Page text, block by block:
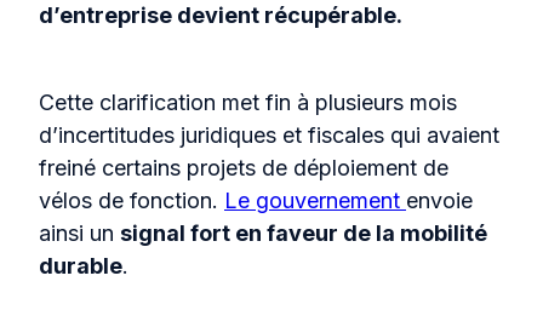
d’entreprise devient récupérable.
Cette clarification met fin à plusieurs mois
d’incertitudes juridiques et fiscales qui avaient
freiné certains projets de déploiement de
vélos de fonction. Le gouvernement envoie
ainsi un signal fort en faveur de la mobilité
durable.